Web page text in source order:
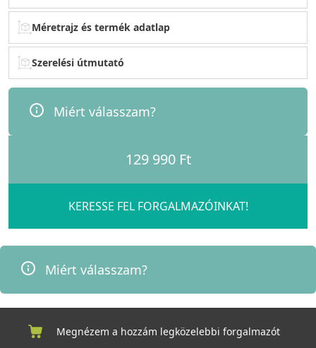
Méretrajz és termék adatlap
Szerelési útmutató
Miért válasszam?
129 990 Ft
KERESSE FEL FORGALMAZÓINKAT!
Miért válasszam?
Megnézem a hozzám legközelebbi forgalmazót